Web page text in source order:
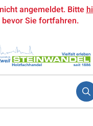
angemeldet. Bitte
bevor Sie fortfahren.